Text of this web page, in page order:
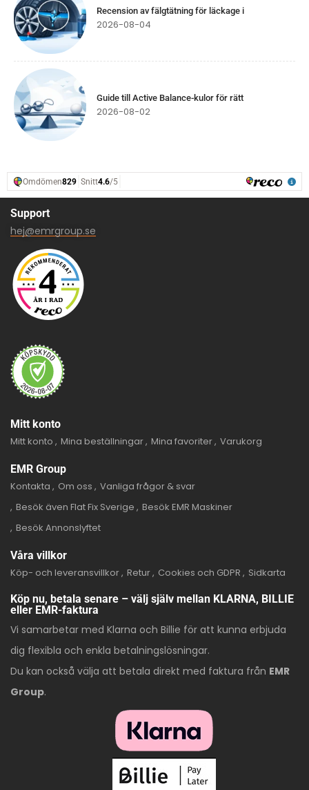
Recension av fälgtätning för läckage i
2026-08-04
Guide till Active Balance-kulor för rätt
2026-08-02
Support
hej@emrgroup.se
Mitt konto
Mitt konto
Mina beställningar Mina favoriter Varukorg
EMR Group
Kontakta
Om oss
Vanliga frågor & svar
Besök även Flat Fix Sverige
Besök EMR Maskiner
Besök Annonslyftet
Våra villkor
Köp- och leveransvillkor Retur Cookies och GDPR
Sidkarta
Köp nu, betala senare – välj själv mellan KLARNA, BILLIE
eller EMR-faktura
Vi samarbetar med Klarna och Billie för att kunna erbjuda
dig flexibla och enkla betalningslösningar.
Du kan också välja att betala direkt med faktura från EMR
Group.